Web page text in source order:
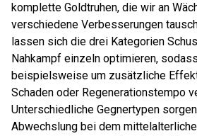
komplette Goldtruhen, die wir an
verschiedene Verbesserungen
lassen sich die drei Kategorien
Nahkampf einzeln optimieren,
beispielsweise um zusätzliche
Schaden oder Regenerationstempo
Unterschiedliche Gegnertypen
Abwechslung bei dem